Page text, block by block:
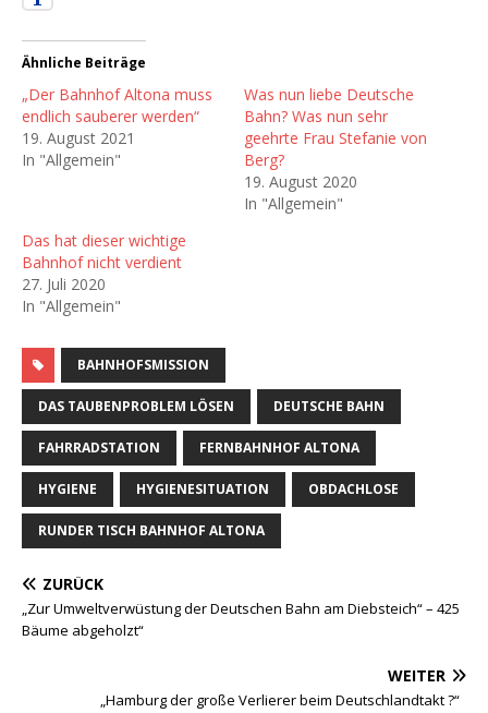
Ähnliche Beiträge
„Der Bahnhof Altona muss
endlich sauberer werden“
19. August 2021
In "Allgemein"
Was nun liebe Deutsche
Bahn? Was nun sehr
geehrte Frau Stefanie von
Berg?
19. August 2020
In "Allgemein"
Das hat dieser wichtige
Bahnhof nicht verdient
27. Juli 2020
In "Allgemein"
BAHNHOFSMISSION
DAS TAUBENPROBLEM LÖSEN DEUTSCHE BAHN
FAHRRADSTATION FERNBAHNHOF ALTONA
HYGIENE HYGIENESITUATION OBDACHLOSE
RUNDER TISCH BAHNHOF ALTONA
ZURÜCK
„Zur Umweltverwüstung der Deutschen Bahn am Diebsteich“ – 425
Bäume abgeholzt“
WEITER
„Hamburg der große Verlierer beim Deutschlandtakt ?“